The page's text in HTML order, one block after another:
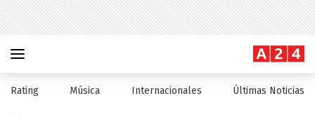
Rating Música Internacionales Últimas Noticias